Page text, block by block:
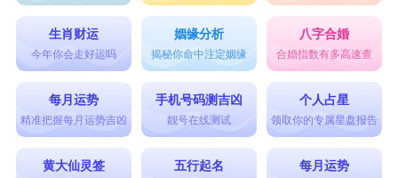
生肖财运
今年你会走好运吗
姻缘分析
揭秘你命中注定姻缘
八字合婚
合婚指数有多高速查
每月运势
精准把握每月运势吉凶
手机号码测吉凶
靓号在线测试
个人占星
领取你的专属星盘报告
黄大仙灵签 五行起名 每月运势